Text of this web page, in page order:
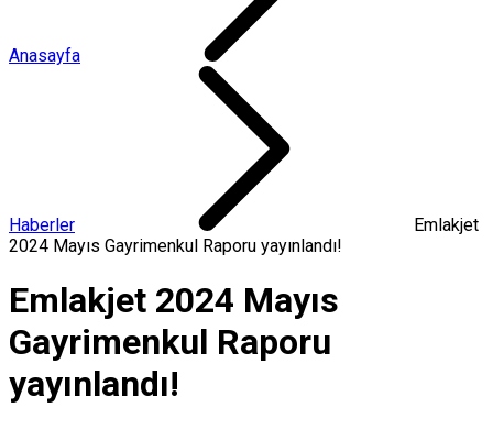
Anasayfa
Haberler
Emlakjet
2024 Mayıs Gayrimenkul Raporu yayınlandı!
Emlakjet 2024 Mayıs
Gayrimenkul Raporu
yayınlandı!